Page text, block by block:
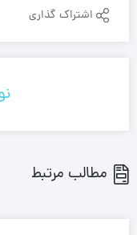
اشتراک گذاری
مطالب مرتبط